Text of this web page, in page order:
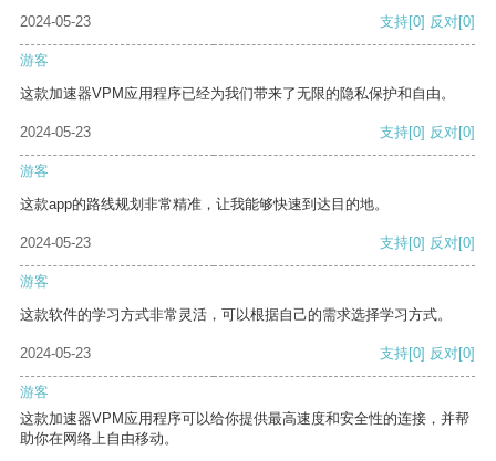
2024-05-23
支持[0] 反对[0]
游客
这款加速器VPM应用程序已经为我们带来了无限的隐私保护和自由。
2024-05-23 支持[0] 反对[0]
游客
这款app的路线规划非常精准，让我能够快速到达目的地。
2024-05-23 支持[0] 反对[0]
游客
这款软件的学习方式非常灵活，可以根据自己的需求选择学习方式。
2024-05-23 支持[0] 反对[0]
游客
这款加速器VPM应用程序可以给你提供最高速度和安全性的连接，并帮
助你在网络上自由移动。